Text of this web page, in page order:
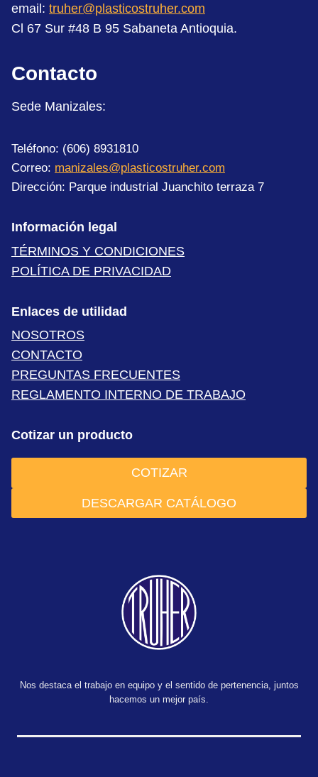
email: truher@plasticostruher.com
Cl 67 Sur #48 B 95 Sabaneta Antioquia.
Contacto
Sede Manizales:
Teléfono: (606) 8931810
Correo: manizales@plasticostruher.com
Dirección: Parque industrial Juanchito terraza 7
Información legal
TÉRMINOS Y CONDICIONES
POLÍTICA DE PRIVACIDAD
Enlaces de utilidad
NOSOTROS
CONTACTO
PREGUNTAS FRECUENTES
REGLAMENTO INTERNO DE TRABAJO
Cotizar un producto
COTIZAR
DESCARGAR CATÁLOGO
Nos destaca el trabajo en equipo y el sentido de pertenencia, juntos
hacemos un mejor país.